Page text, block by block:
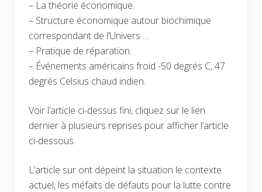
– La théorie économique.
– Structure économique autour biochimique
correspondant de l’Univers …
– Pratique de réparation.
– Événements américains froid -50 degrés C, 47
degrés Celsius chaud indien.
Voir l’article ci-dessus fini, cliquez sur le lien
dernier à plusieurs reprises pour afficher l’article
ci-dessous.
L’article sur ont dépeint la situation le contexte
actuel, les méfaits de défauts pour la lutte contre